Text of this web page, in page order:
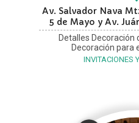
Av. Salvador Nava
5 de Mayo y Av.
Detalles Decoración
Decoración para
INVITACIONES